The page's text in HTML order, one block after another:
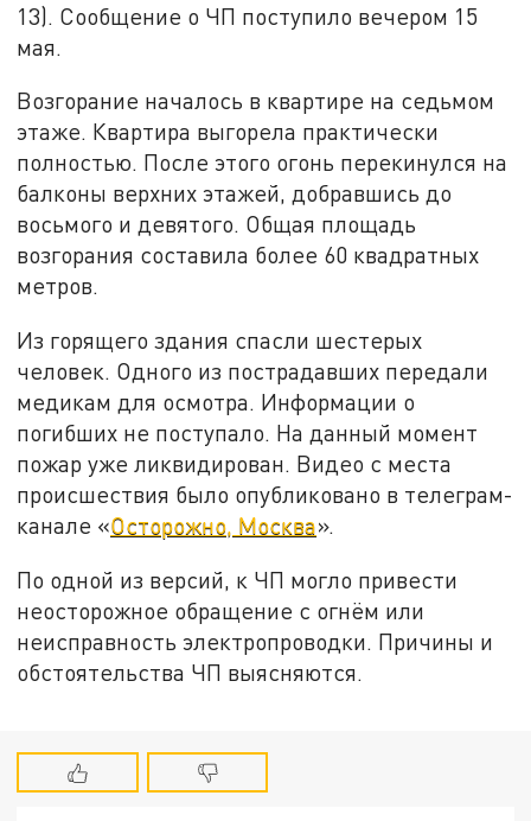
13). Сообщение о ЧП поступило вечером 15
мая.
Возгорание началось в квартире на седьмом
этаже. Квартира выгорела практически
полностью. После этого огонь перекинулся на
балконы верхних этажей, добравшись до
восьмого и девятого. Общая площадь
возгорания составила более 60 квадратных
метров.
Из горящего здания спасли шестерых
человек. Одного из пострадавших передали
медикам для осмотра. Информации о
погибших не поступало. На данный момент
пожар уже ликвидирован. Видео с места
происшествия было опубликовано в телеграм-
канале «Осторожно, Москва».
По одной из версий, к ЧП могло привести
неосторожное обращение с огнём или
неисправность электропроводки. Причины и
обстоятельства ЧП выясняются.